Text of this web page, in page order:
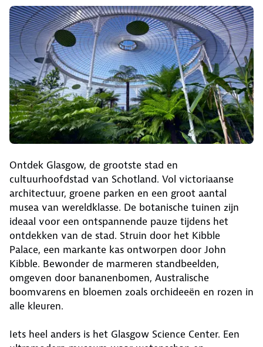
Ontdek Glasgow, de grootste stad en
cultuurhoofdstad van Schotland. Vol victoriaanse
architectuur, groene parken en een groot aantal
musea van wereldklasse. De botanische tuinen zijn
ideaal voor een ontspannende pauze tijdens het
ontdekken van de stad. Struin door het Kibble
Palace, een markante kas ontworpen door John
Kibble. Bewonder de marmeren standbeelden,
omgeven door bananenbomen, Australische
boomvarens en bloemen zoals orchideeën en rozen in
alle kleuren.
Iets heel anders is het Glasgow Science Center. Een